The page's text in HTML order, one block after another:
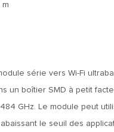
m
série vers Wi-Fi
un boîtier SMD à petit
GHz. Le module peut
le seuil des